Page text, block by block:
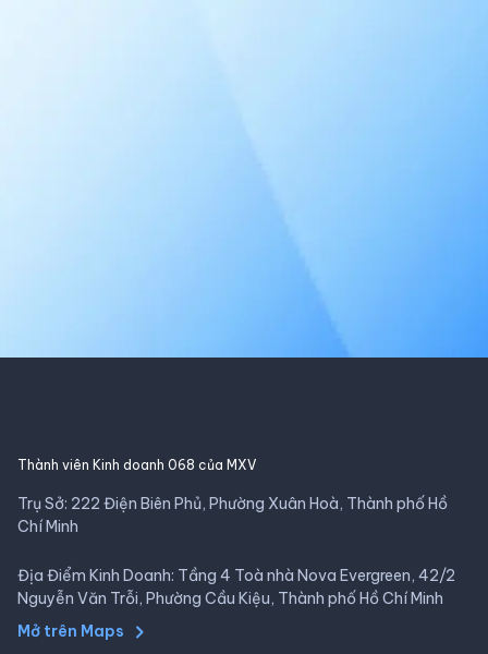
Thành viên Kinh doanh 068 của MXV
Trụ Sở: 222 Điện Biên Phủ, Phường Xuân Hoà, Thành phố Hồ
Chí Minh
Địa Điểm Kinh Doanh: Tầng 4 Toà nhà Nova Evergreen, 42/2
Nguyễn Văn Trỗi, Phường Cầu Kiệu, Thành phố Hồ Chí Minh
Mở trên Maps